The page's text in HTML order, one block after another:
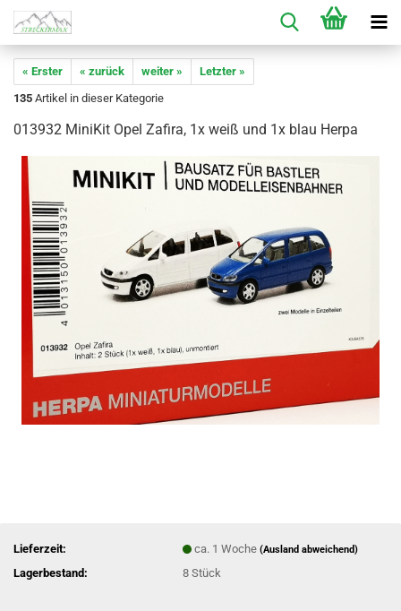
« Erster « zurück weiter »
Letzter »
135 Artikel in dieser Kategorie
013932 MiniKit Opel Zafira, 1x weiß und 1x blau Herpa
Lieferzeit: ca. 1 Woche(Ausland abweichend)
Lagerbestand: 8Stück